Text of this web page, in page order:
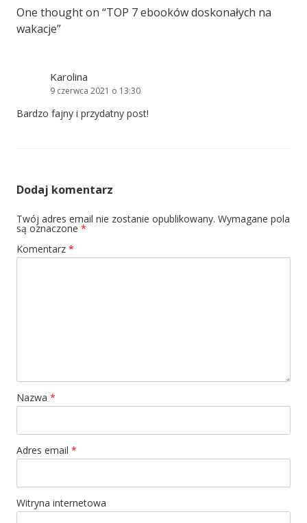
One thought on “TOP 7 ebooków doskonałych na
wakacje”
Karolina
9 czerwca 2021 o 13:30
Bardzo fajny i przydatny post!
Dodaj komentarz
Twój adres email nie zostanie opublikowany. Wymagane pola
są oznaczone *
Komentarz *
Nazwa *
Adres email *
Witryna internetowa